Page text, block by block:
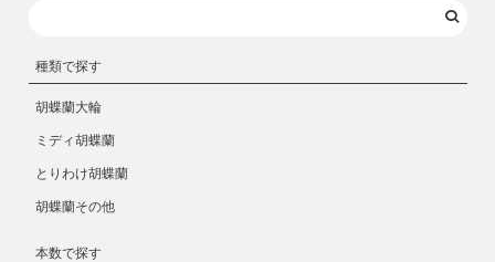
種類で探す
胡蝶蘭大輪
ミディ胡蝶蘭
とりわけ胡蝶蘭
胡蝶蘭その他
本数で探す